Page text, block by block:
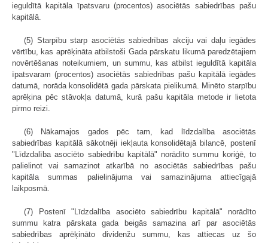
ieguldītā kapitāla īpatsvaru (procentos) asociētās sabiedrības pašu
kapitālā.
(5) Starpību starp asociētās sabiedrības akciju vai daļu iegādes
vērtību, kas aprēķināta atbilstoši Gada pārskatu likumā paredzētajiem
novērtēšanas noteikumiem, un summu, kas atbilst ieguldītā kapitāla
īpatsvaram (procentos) asociētās sabiedrības pašu kapitālā iegādes
datumā, norāda konsolidētā gada pārskata pielikumā. Minēto starpību
aprēķina pēc stāvokļa datumā, kurā pašu kapitāla metode ir lietota
pirmo reizi.
(6) Nākamajos gados pēc tam, kad līdzdalība asociētās
sabiedrības kapitālā sākotnēji iekļauta konsolidētajā bilancē, postenī
"Līdzdalība asociēto sabiedrību kapitālā" norādīto summu koriģē, to
palielinot vai samazinot atkarībā no asociētās sabiedrības pašu
kapitāla summas palielinājuma vai samazinājuma attiecīgajā
laikposmā.
(7) Postenī "Līdzdalība asociēto sabiedrību kapitālā" norādīto
summu katra pārskata gada beigās samazina arī par asociētās
sabiedrības aprēķināto dividenžu summu, kas attiecas uz šo